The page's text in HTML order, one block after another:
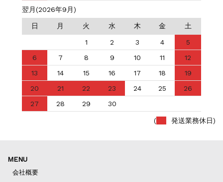
翌月(2026年9月)
日 月 火 水 木 金 土
1 2 3 4
5
6
7 8 9 10 11
12
13
14 15 16 17 18
19
20
21 22 23 24 25
26
27
28 29 30
( 発送業務休日)
MENU
会社概要